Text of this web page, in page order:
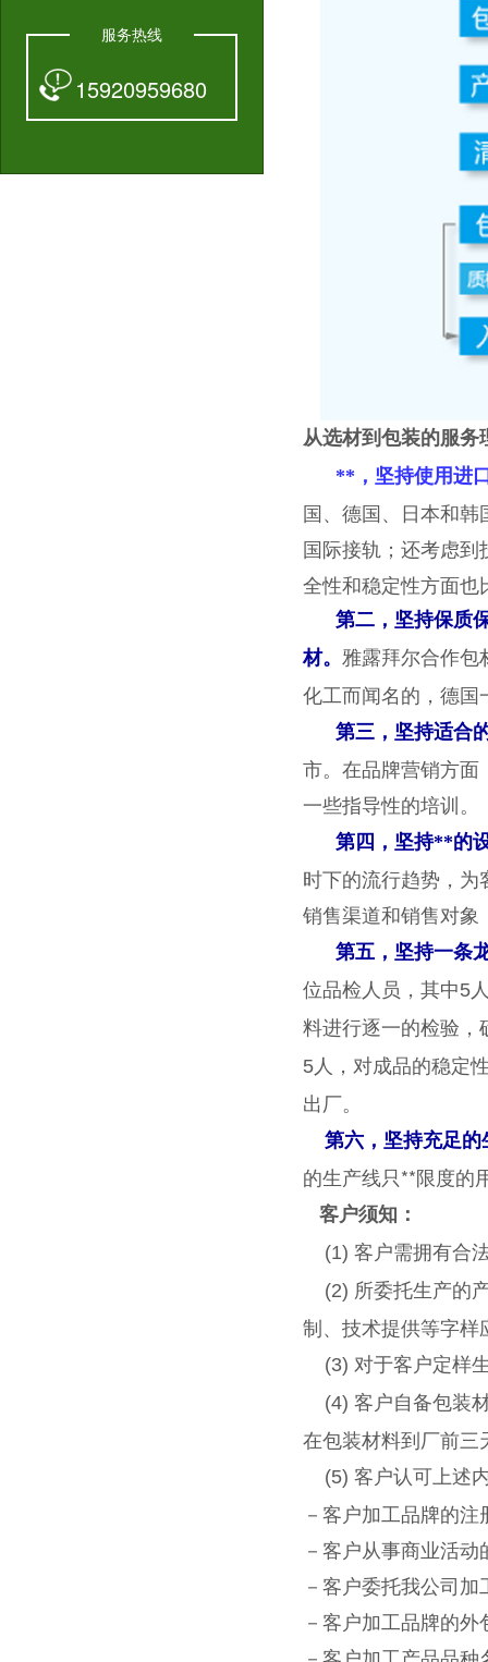
服务热线
15920959680
从选材到包装的服务
**，坚持使用进
国、德国、日本和
国际接轨；还考虑
全性和稳定性方面也
第二， 坚持保质
材。 雅露拜尔合作
化工而闻名的，德
第三， 坚持适合
市。在品牌营销方
一些指导性的培训。
第四， 坚持**的
时下的流行趋势，
销售渠道和销售对
第五， 坚持一条
位品检人员，其中5
料进行逐一的检验
5 人，对成品的稳定
出厂。
第六， 坚持充足
的生产线只**限度的
客户须知：
(1) 客户需拥有合
(2) 所委托生产的
制、技术提供等字
(3) 对于客户定样
(4) 客户自备包装
在包装材料到厂前
(5) 客户认可上述
－客户加工品牌的
－客户从事商业活
－客户委托我公司
－客户加工品牌的
－客户加工产品品